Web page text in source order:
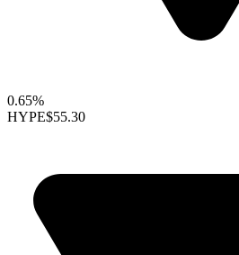
0.65%
HYPE$55.30